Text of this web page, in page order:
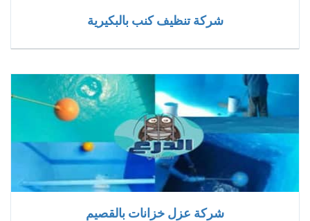
شركة تنظيف كنب بالبكيرية
شركة عزل خزانات بالقصيم